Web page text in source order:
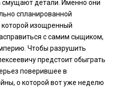
смущают детали. Именно они
спланированной
изощренный
с самим сыщиком,
Чтобы разрушить
предстоит обыграть
поверившее в
о которой вот уже неделю